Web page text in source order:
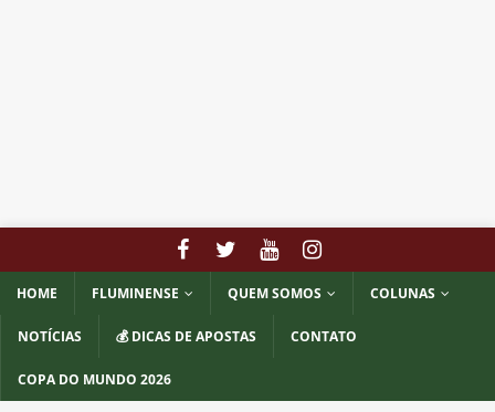
HOME FLUMINENSE QUEM SOMOS COLUNAS
NOTÍCIAS 💰 DICAS DE APOSTAS CONTATO
COPA DO MUNDO 2026